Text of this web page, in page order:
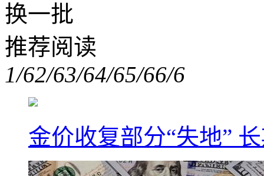
换一批
推荐阅读
1/62/63/64/65/66/6
金价收复部分“失地”